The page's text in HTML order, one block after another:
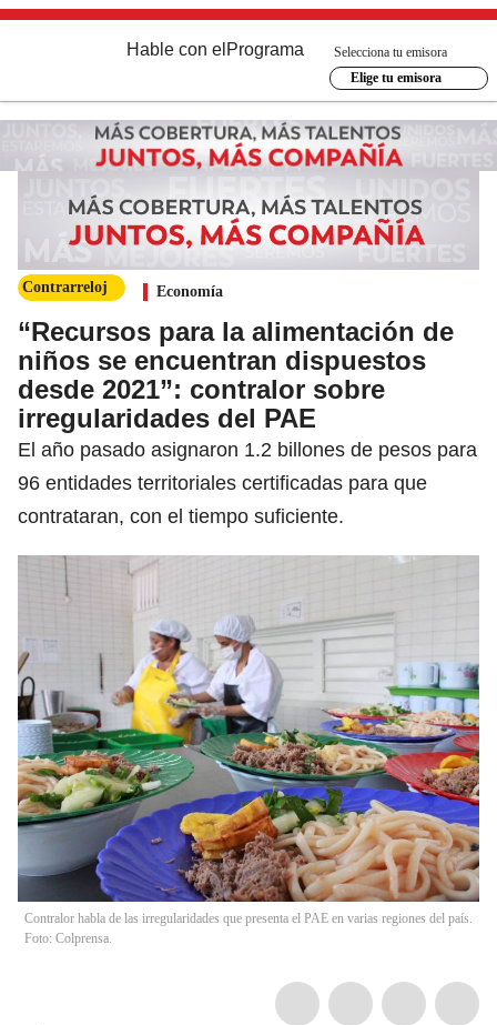
Hable con el Programa
Selecciona tu emisora
Elige tu emisora
Contrarreloj Economía
“Recursos para la alimentación de
niños se encuentran dispuestos
desde 2021”: contralor sobre
irregularidades del PAE
El año pasado asignaron 1.2 billones de pesos para
96 entidades territoriales certificadas para que
contrataran, con el tiempo suficiente.
Contralor habla de las irregularidades que presenta el PAE en varias regiones del país.
Foto: Colprensa.